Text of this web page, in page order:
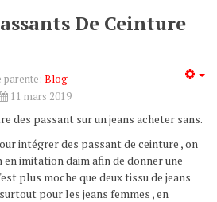
De Ceinture
parente: Blog
11 mars 2019
des passant sur un jeans acheter sans.
intégrer des passant de ceinture , on
imitation daim afin de donner une
plus moche que deux tissu de jeans
pour les jeans femmes , en